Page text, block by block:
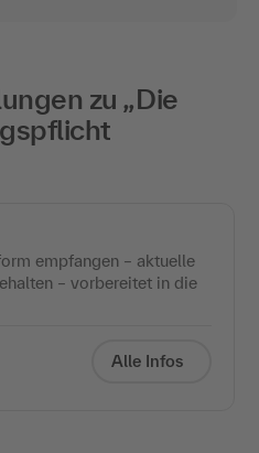
zu „Die
empfangen – aktuelle
– vorbereitet in die
Alle Infos